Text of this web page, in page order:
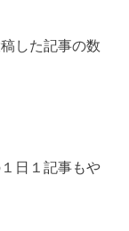
した記事の数
日１記事もや